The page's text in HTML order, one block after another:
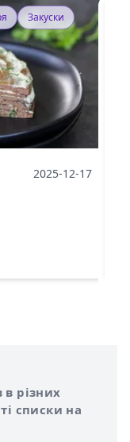
Закуски
2025-12-17
в різних
списки на